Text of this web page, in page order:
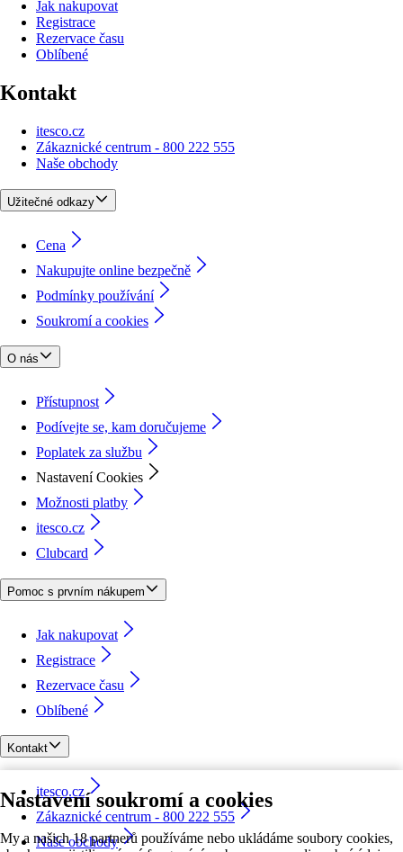
Nastavení soukromí a cookies
My a našich 18 partnerů používáme nebo ukládáme soubory cookies,
Jak nakupovat
Registrace
Rezervace času
Oblíbené
Kontakt
itesco.cz
Zákaznické centrum - 800 222 555
Naše obchody
Užitečné odkazy
Cena
Nakupujte online bezpečně
Podmínky používání
Soukromí a cookies
O nás
Přístupnost
Podívejte se, kam doručujeme
Poplatek za službu
Nastavení Cookies
Možnosti platby
itesco.cz
Clubcard
Pomoc s prvním nákupem
Jak nakupovat
Registrace
Rezervace času
Oblíbené
Kontakt
itesco.cz
Zákaznické centrum - 800 222 555
Naše obchody